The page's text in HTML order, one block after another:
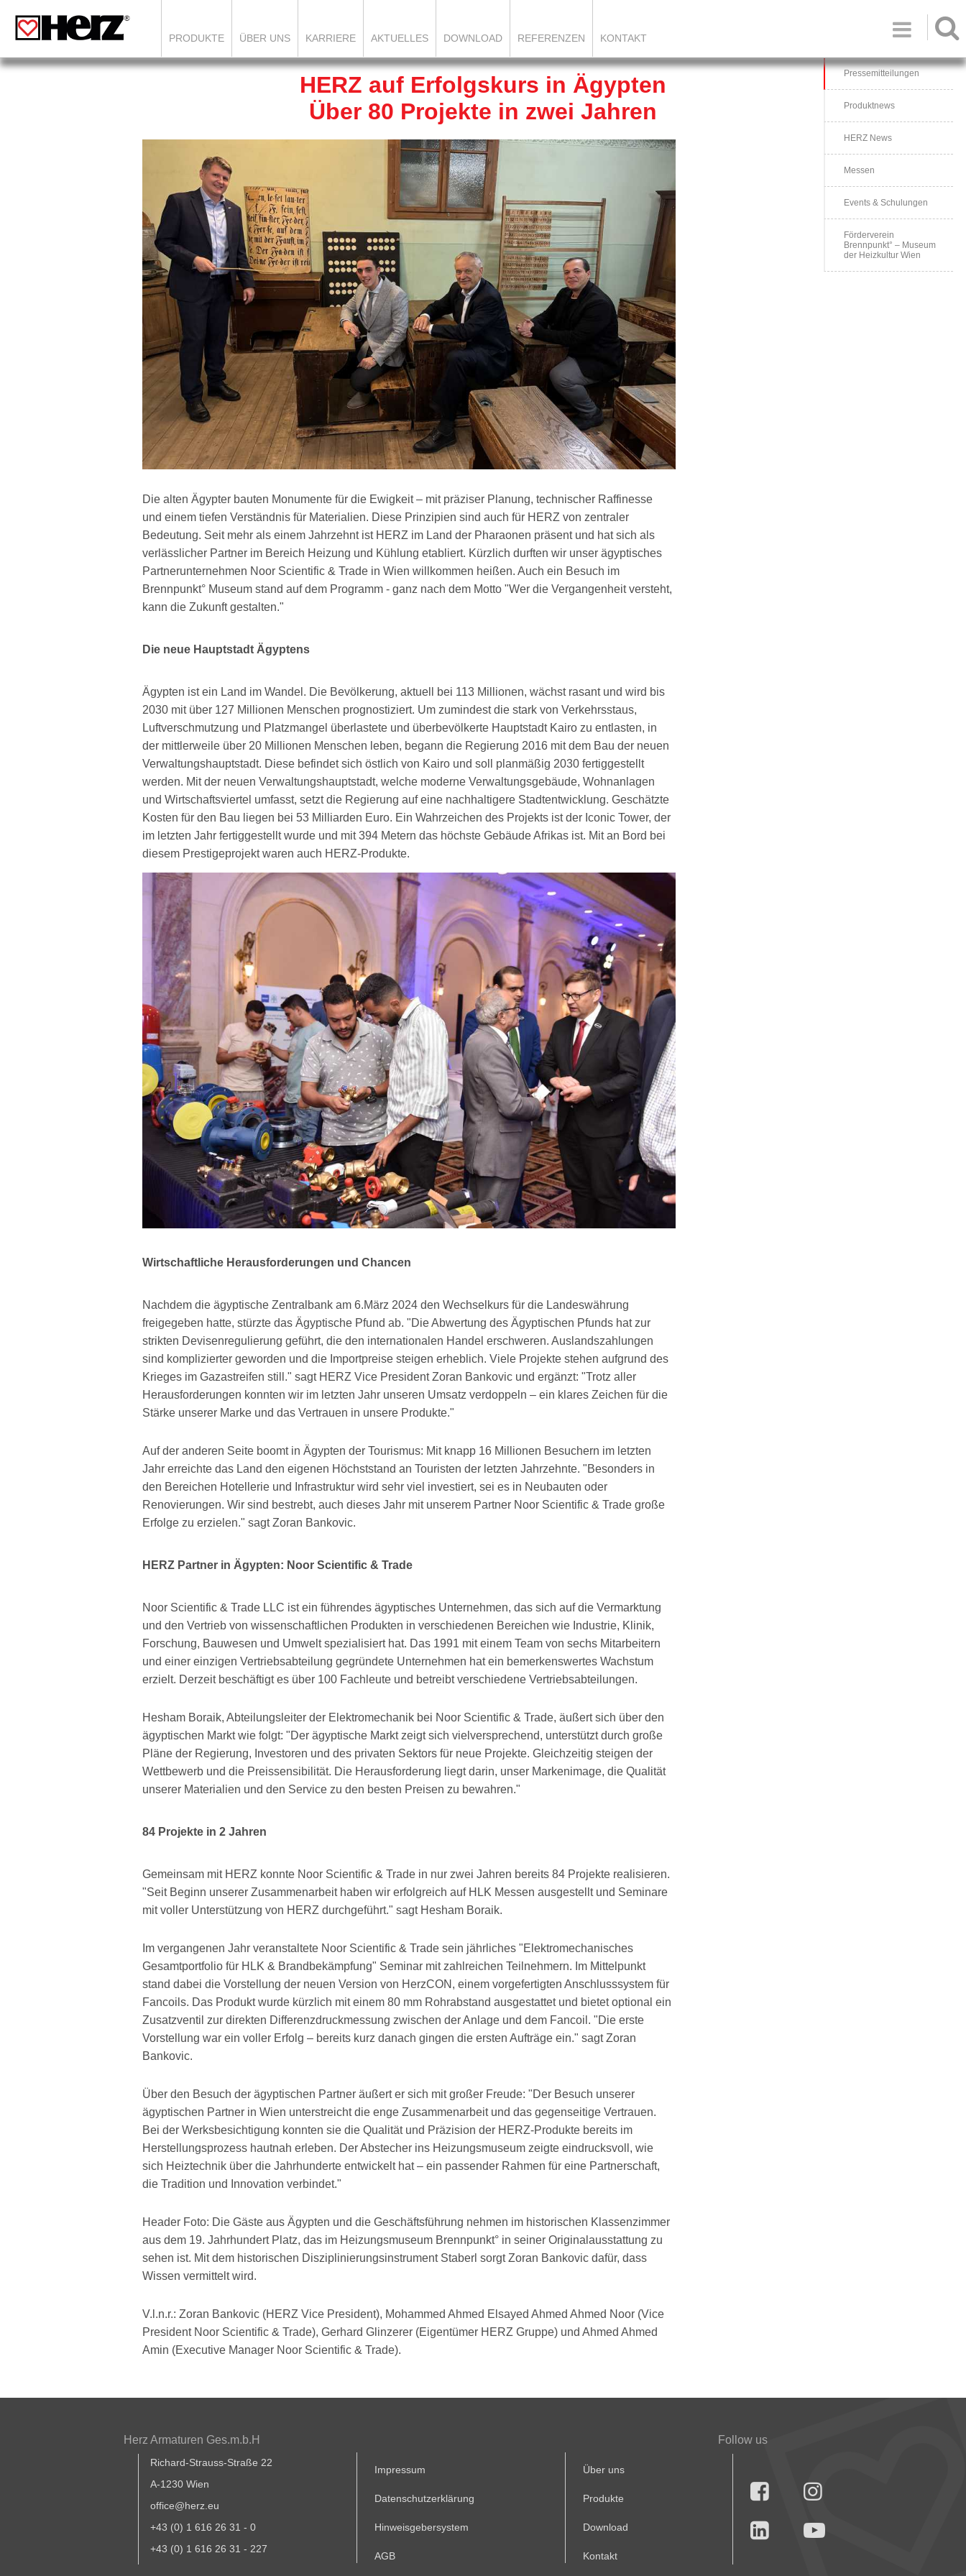

PRODUKTE ÜBER UNS KARRIERE AKTUELLES DOWNLOAD REFERENZEN KONTAKT
HERZ auf Erfolgskurs in Ägypten
Über 80 Projekte in zwei Jahren
Die alten Ägypter bauten Monumente für die Ewigkeit – mit präziser Planung, technischer Raffinesse
und einem tiefen Verständnis für Materialien. Diese Prinzipien sind auch für HERZ von zentraler
Bedeutung. Seit mehr als einem Jahrzehnt ist HERZ im Land der Pharaonen präsent und hat sich als
verlässlicher Partner im Bereich Heizung und Kühlung etabliert. Kürzlich durften wir unser ägyptisches
Partnerunternehmen Noor Scientific & Trade in Wien willkommen heißen. Auch ein Besuch im
Brennpunkt° Museum stand auf dem Programm - ganz nach dem Motto "Wer die Vergangenheit versteht,
kann die Zukunft gestalten."
Die neue Hauptstadt Ägyptens
Ägypten ist ein Land im Wandel. Die Bevölkerung, aktuell bei 113 Millionen, wächst rasant und wird bis
2030 mit über 127 Millionen Menschen prognostiziert. Um zumindest die stark von Verkehrsstaus,
Luftverschmutzung und Platzmangel überlastete und überbevölkerte Hauptstadt Kairo zu entlasten, in
der mittlerweile über 20 Millionen Menschen leben, begann die Regierung 2016 mit dem Bau der neuen
Verwaltungshauptstadt. Diese befindet sich östlich von Kairo und soll planmäßig 2030 fertiggestellt
werden. Mit der neuen Verwaltungshauptstadt, welche moderne Verwaltungsgebäude, Wohnanlagen
und Wirtschaftsviertel umfasst, setzt die Regierung auf eine nachhaltigere Stadtentwicklung. Geschätzte
Kosten für den Bau liegen bei 53 Milliarden Euro. Ein Wahrzeichen des Projekts ist der Iconic Tower, der
im letzten Jahr fertiggestellt wurde und mit 394 Metern das höchste Gebäude Afrikas ist. Mit an Bord bei
diesem Prestigeprojekt waren auch HERZ-Produkte.
Wirtschaftliche Herausforderungen und Chancen
Nachdem die ägyptische Zentralbank am 6.März 2024 den Wechselkurs für die Landeswährung
freigegeben hatte, stürzte das Ägyptische Pfund ab. "Die Abwertung des Ägyptischen Pfunds hat zur
strikten Devisenregulierung geführt, die den internationalen Handel erschweren. Auslandszahlungen
sind komplizierter geworden und die Importpreise steigen erheblich. Viele Projekte stehen aufgrund des
Krieges im Gazastreifen still." sagt HERZ Vice President Zoran Bankovic und ergänzt: "Trotz aller
Herausforderungen konnten wir im letzten Jahr unseren Umsatz verdoppeln – ein klares Zeichen für die
Stärke unserer Marke und das Vertrauen in unsere Produkte."
Auf der anderen Seite boomt in Ägypten der Tourismus: Mit knapp 16 Millionen Besuchern im letzten
Jahr erreichte das Land den eigenen Höchststand an Touristen der letzten Jahrzehnte. "Besonders in
den Bereichen Hotellerie und Infrastruktur wird sehr viel investiert, sei es in Neubauten oder
Renovierungen. Wir sind bestrebt, auch dieses Jahr mit unserem Partner Noor Scientific & Trade große
Erfolge zu erzielen." sagt Zoran Bankovic.
HERZ Partner in Ägypten: Noor Scientific & Trade
Noor Scientific & Trade LLC ist ein führendes ägyptisches Unternehmen, das sich auf die Vermarktung
und den Vertrieb von wissenschaftlichen Produkten in verschiedenen Bereichen wie Industrie, Klinik,
Forschung, Bauwesen und Umwelt spezialisiert hat. Das 1991 mit einem Team von sechs Mitarbeitern
und einer einzigen Vertriebsabteilung gegründete Unternehmen hat ein bemerkenswertes Wachstum
erzielt. Derzeit beschäftigt es über 100 Fachleute und betreibt verschiedene Vertriebsabteilungen.
Hesham Boraik, Abteilungsleiter der Elektromechanik bei Noor Scientific & Trade, äußert sich über den
ägyptischen Markt wie folgt: "Der ägyptische Markt zeigt sich vielversprechend, unterstützt durch große
Pläne der Regierung, Investoren und des privaten Sektors für neue Projekte. Gleichzeitig steigen der
Wettbewerb und die Preissensibilität. Die Herausforderung liegt darin, unser Markenimage, die Qualität
unserer Materialien und den Service zu den besten Preisen zu bewahren."
84 Projekte in 2 Jahren
Gemeinsam mit HERZ konnte Noor Scientific & Trade in nur zwei Jahren bereits 84 Projekte realisieren.
"Seit Beginn unserer Zusammenarbeit haben wir erfolgreich auf HLK Messen ausgestellt und Seminare
mit voller Unterstützung von HERZ durchgeführt." sagt Hesham Boraik.
Im vergangenen Jahr veranstaltete Noor Scientific & Trade sein jährliches "Elektromechanisches
Gesamtportfolio für HLK & Brandbekämpfung" Seminar mit zahlreichen Teilnehmern. Im Mittelpunkt
stand dabei die Vorstellung der neuen Version von HerzCON, einem vorgefertigten Anschlusssystem für
Fancoils. Das Produkt wurde kürzlich mit einem 80 mm Rohrabstand ausgestattet und bietet optional ein
Zusatzventil zur direkten Differenzdruckmessung zwischen der Anlage und dem Fancoil. "Die erste
Vorstellung war ein voller Erfolg – bereits kurz danach gingen die ersten Aufträge ein." sagt Zoran
Bankovic.
Über den Besuch der ägyptischen Partner äußert er sich mit großer Freude: "Der Besuch unserer
ägyptischen Partner in Wien unterstreicht die enge Zusammenarbeit und das gegenseitige Vertrauen.
Bei der Werksbesichtigung konnten sie die Qualität und Präzision der HERZ-Produkte bereits im
Herstellungsprozess hautnah erleben. Der Abstecher ins Heizungsmuseum zeigte eindrucksvoll, wie
sich Heiztechnik über die Jahrhunderte entwickelt hat – ein passender Rahmen für eine Partnerschaft,
die Tradition und Innovation verbindet."
Header Foto: Die Gäste aus Ägypten und die Geschäftsführung nehmen im historischen Klassenzimmer
aus dem 19. Jahrhundert Platz, das im Heizungsmuseum Brennpunkt° in seiner Originalausstattung zu
sehen ist. Mit dem historischen Disziplinierungsinstrument Staberl sorgt Zoran Bankovic dafür, dass
Wissen vermittelt wird.
V.l.n.r.: Zoran Bankovic (HERZ Vice President), Mohammed Ahmed Elsayed Ahmed Ahmed Noor (Vice
President Noor Scientific & Trade), Gerhard Glinzerer (Eigentümer HERZ Gruppe) und Ahmed Ahmed
Amin (Executive Manager Noor Scientific & Trade).
Pressemitteilungen
Produktnews
HERZ News
Messen
Events & Schulungen
Förderverein
Brennpunkt° – Museum
der Heizkultur Wien
Herz Armaturen Ges.m.b.H
Richard-Strauss-Straße 22
A-1230 Wien
office@herz.eu
+43 (0) 1 616 26 31 - 0
+43 (0) 1 616 26 31 - 227
Impressum
Datenschutzerklärung
Hinweisgebersystem
AGB
Über uns
Produkte
Download
Kontakt
Follow us



